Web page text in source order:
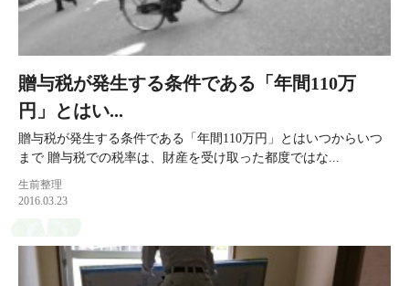
贈与税が発生する条件である「年間110万
円」とはい...
贈与税が発生する条件である「年間110万円」とはいつからいつ
まで 贈与税での税率は、財産を受け取った都度ではな...
生前整理
2016.03.23